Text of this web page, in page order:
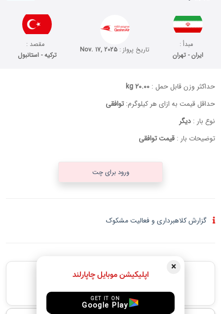
مبدأ :
ایران - تهران
تاریخ پرواز : Nov. 17, 2025
مقصد :
ترکیه - استانبول
حداکثر وزن قابل حمل : 20.00 kg
حداقل قیمت به ازای هر کیلوگرم:توافقی
نوع بار : دیگر
توضیحات بار : قیمت توافقی
ورود برای چت
گزارش کلاهبرداری و فعالیت مشکوک
پیشنهادهای مشابه
جدید ترین پیشنهادهای مشابه
×
اپلیکیشن موبایل چاپارلند
GET IT ON
Google Play